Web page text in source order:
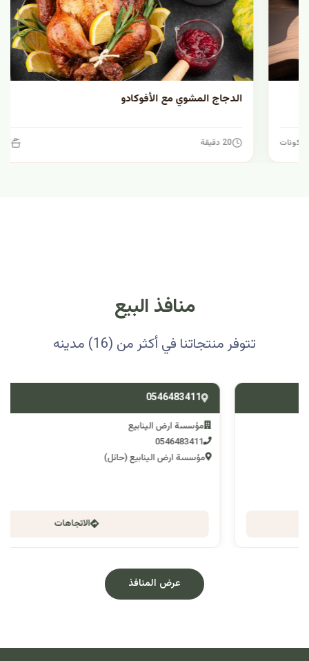
الدجاج المشوي مع الأفوكادو
منافذ البيع
تتوفر منتجاتنا في أكثر من (16) مدينه
مؤسسة ارض الينابيع
مؤسسة ارض الينابيع (حائل)
عرض المنافذ